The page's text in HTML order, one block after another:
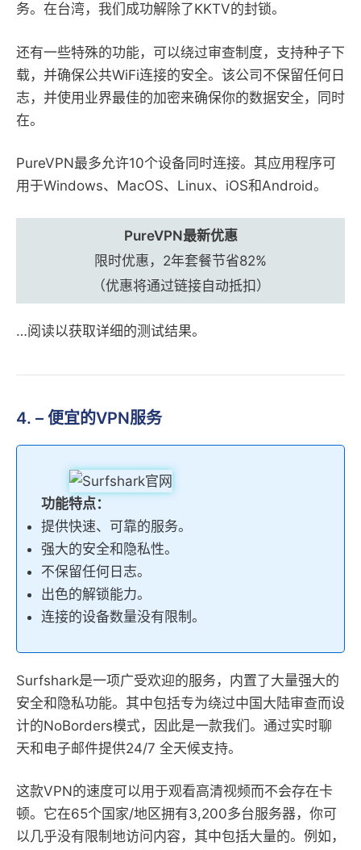
务。在台湾，我们成功解除了KKTV的封锁。
还有一些特殊的功能，可以绕过审查制度，支持种子下
载，并确保公共WiFi连接的安全。该公司不保留任何日
志，并使用业界最佳的加密来确保你的数据安全，同时
在。
PureVPN最多允许10个设备同时连接。其应用程序可
用于Windows、MacOS、Linux、iOS和Android。
PureVPN最新优惠
限时优惠，2年套餐节省82%
（优惠将通过链接自动抵扣）
…阅读以获取详细的测试结果。
4. – 便宜的VPN服务
功能特点：
提供快速、可靠的服务。
强大的安全和隐私性。
不保留任何日志。
出色的解锁能力。
连接的设备数量没有限制。
Surfshark是一项广受欢迎的服务，内置了大量强大的
安全和隐私功能。其中包括专为绕过中国大陆审查而设
计的NoBorders模式，因此是一款我们。通过实时聊
天和电子邮件提供24/7 全天候支持。
这款VPN的速度可以用于观看高清视频而不会存在卡
顿。它在65个国家/地区拥有3,200多台服务器，你可
以几乎没有限制地访问内容，其中包括大量的。例如，